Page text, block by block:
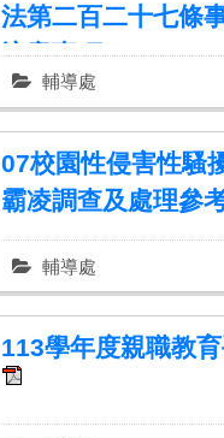
法第二百二十七條
注意事項
輔導處
07校園性侵害性騷
霸凌調查及處理參
Q＆A
輔導處
113學年度親職教